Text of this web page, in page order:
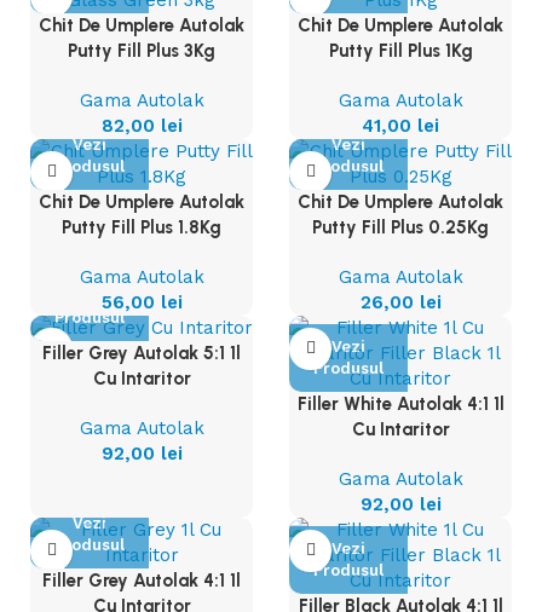
Chit De Umplere Autolak
Putty Fill Plus 3Kg
Gama Autolak
82,00 lei
Chit De Umplere Autolak
Putty Fill Plus 1Kg
Gama Autolak
41,00 lei
Vezi
Produsul
Chit De Umplere Autolak
Putty Fill Plus 1.8Kg
Gama Autolak
56,00 lei
Vezi
Produsul
Chit De Umplere Autolak
Putty Fill Plus 0.25Kg
Gama Autolak
26,00 lei
Vezi
Produsul
Filler Grey Autolak 5:1 1l
Cu Intaritor
Gama Autolak
92,00 lei
Vezi
Produsul
Filler White Autolak 4:1 1l
Cu Intaritor
Gama Autolak
92,00 lei
Vezi
Produsul
Filler Grey Autolak 4:1 1l
Cu Intaritor
Vezi
Produsul
Filler Black Autolak 4:1 1l